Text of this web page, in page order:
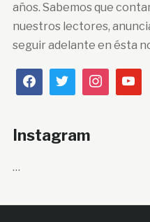
años. Sabemos que
nuestros lectores,
seguir adelante en ésta
Instagram
…